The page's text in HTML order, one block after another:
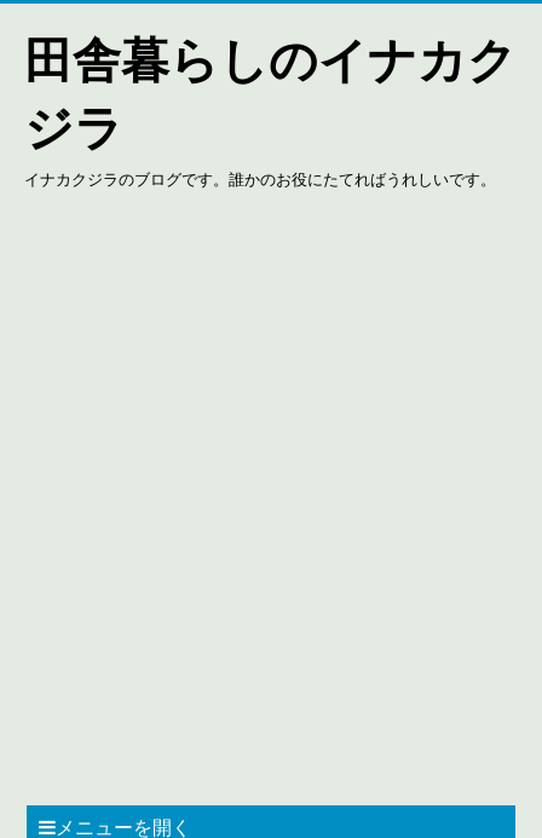
田舎暮らしのイナカク
ジラ
イナカクジラのブログです。誰かのお役にたてればうれしいです。
メニューを開く